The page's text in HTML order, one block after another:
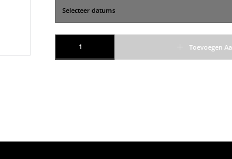
Toevoegen